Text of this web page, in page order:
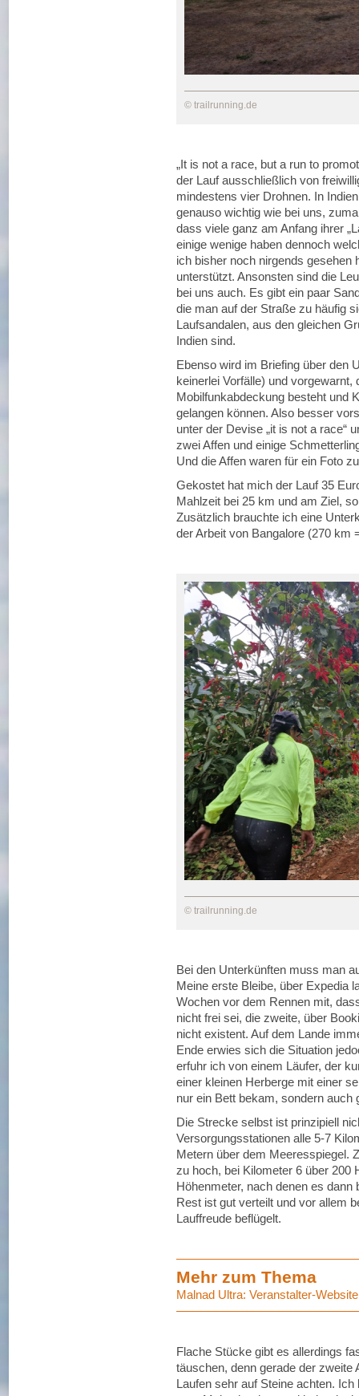
© trailrunning.de
„It is not a race, but a run to
der Lauf ausschließlich von
mindestens vier Drohnen. In
genauso wichtig wie bei uns,
dass viele ganz am Anfang ihrer
einige wenige haben dennoch
ich bisher noch nirgends gesehen
unterstützt. Ansonsten sind die
bei uns auch. Es gibt ein paar
die man auf der Straße zu häufig
Laufsandalen, aus den gleichen
Indien sind.
Ebenso wird im Briefing über den
keinerlei Vorfälle) und
Mobilfunkabdeckung besteht und
gelangen können. Also besser
unter der Devise „it is not a race“
zwei Affen und einige
Und die Affen waren für ein Foto
Gekostet hat mich der Lauf 35
Mahlzeit bei 25 km und am Ziel,
Zusätzlich brauchte ich eine
der Arbeit von Bangalore (270 km
© trailrunning.de
Bei den Unterkünften muss man
Meine erste Bleibe, über Expedia
Wochen vor dem Rennen mit,
nicht frei sei, die zweite, über
nicht existent. Auf dem Lande
Ende erwies sich die Situation
erfuhr ich von einem Läufer, der
einer kleinen Herberge mit einer
nur ein Bett bekam, sondern auch
Die Strecke selbst ist prinzipiell
Versorgungsstationen alle 5-7
Metern über dem Meeresspiegel.
zu hoch, bei Kilometer 6 über 200
Höhenmeter, nach denen es
Rest ist gut verteilt und vor allem
Lauffreude beflügelt.
Mehr zum Thema
Malnad Ultra: Veranstalter-Website
Flache Stücke gibt es allerdings
täuschen, denn gerade der
Laufen sehr auf Steine achten.